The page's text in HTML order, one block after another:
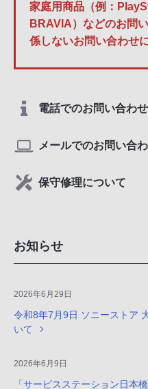
家庭用商品（例：
BRAVIA）などのお問
係しないお問い合わせ
電話でのお問い合わせ
メールでのお問い合
保守修理について
お知らせ
2026年6月29日
令和8年7月9日 ソニーストア
いて
2026年6月9日
「サービスステーション日本